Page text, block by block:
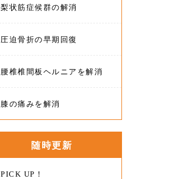
梨状筋症候群の解消
圧迫骨折の早期回復
腰椎椎間板ヘルニアを解消
膝の痛みを解消
随時更新
PICK UP！